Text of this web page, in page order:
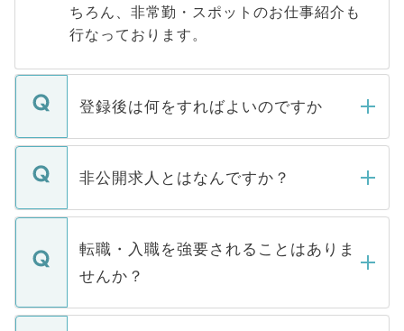
ちろん、非常勤・スポットのお仕事紹介も
行なっております。
登録後は何をすればよいのですか
ご登録いただきましたら、弊社担当者がご
登録内容を確認し、その後メールもしくは
ます。通常、5営業日以内にはご連絡をせて
いただきますので、しばらくお待ちくださ
非公開求人とはなんですか？
マイナビDOCTORで取り扱っている求人の
うち約3割は、Webサイトからご覧いただ
けない「非公開求人」です。非公開求人は
下記の理由によって、一般には公開してい
ません。
転職・入職を強要されることはありま
せんか？
転職・入職を強要することは一切ありませ